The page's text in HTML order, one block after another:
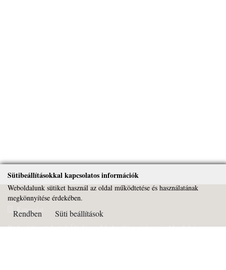
Sütibeállításokkal kapcsolatos információk
Weboldalunk sütiket használ az oldal működtetése és használatának
megkönnyítése érdekében.
Rendben Süti beállítások
Kapcsolat
Páduai Szent Antal Általános Iskola, Gimnázium és Alapfokú